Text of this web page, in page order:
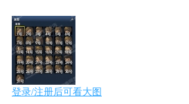
登录/注册后可看大图